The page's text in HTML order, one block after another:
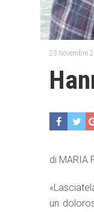
23 Novembre
di MARIA
un